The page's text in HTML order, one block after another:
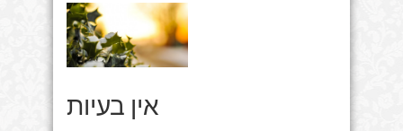
אין בעיות